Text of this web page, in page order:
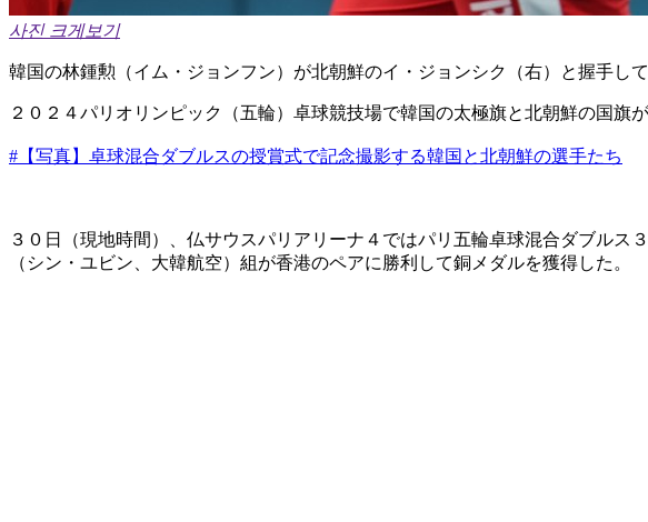
사진 크게보기
韓国の林鍾勲（イム・ジョンフン）が北朝鮮のイ・ジョンシク（右）と握手し
２０２４パリオリンピック（五輪）卓球競技場で韓国の太極旗と北朝鮮の国旗
#【写真】卓球混合ダブルスの授賞式で記念撮影する韓国と北朝鮮の選手たち
３０日（現地時間）、仏サウスパリアリーナ４ではパリ五輪卓球混合ダブル
（シン・ユビン、大韓航空）組が香港のペアに勝利して銅メダルを獲得した。